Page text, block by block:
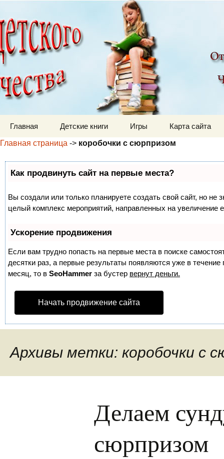
Детский мир
Главная Детские книги Игры
Карта сайта
Главная страница -> коробочки с сюрпризом
Как продвинуть сайт на первые места?
Вы создали или только планируете создать свой сайт, но не
целый комплекс мероприятий, направленных на увеличение
Ускорение продвижения
Если вам трудно попасть на первые места в поиске
десятки раз, а первые результаты появляются уже в
месяц, то в SeoHammer за бустер вернут деньги.
Начать продвижение сайта
Архивы метки: коробочки с
Делаем
сюрпризом